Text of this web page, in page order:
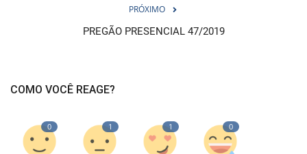
PRÓXIMO
PREGÃO PRESENCIAL 47/2019
COMO VOCÊ REAGE?
0 1 1 0